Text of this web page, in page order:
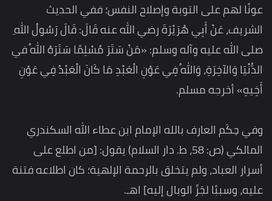
عونًا لهم على التوبة وإصلاح النفس؛ ففي الحديث
الشريف، عَنْ أَبِي هُرَيْرَةَ رضي الله عنه قَالَ: قَالَ رَسُولُ اللهِ
صلى الله عليه وآله وسلم: «مَنْ سَتَرَ مُسْلِمًا سَتَرَهُ اللهُ في
الدُّنْيَا وَالآخِرَةِ، وَاللهُ فِي عَوْنِ الْعَبْدِ مَا كَانَ الْعَبْدُ فِي عَوْنِ
أَخِيهِ» أخرجه مسلم.
وفي حِكَم العارف بالله الإمام ابن عطاء الله السكندري
المالكي (ص: 58، ط. دار السلام) يقول: [من اطلع على
أسرار العباد، ولم يتخلق بالرحمة الإلهية؛ كان اطلاعه فتنة
عليه، وسببًا لجَرِّ الوبال إليه] اهـ.